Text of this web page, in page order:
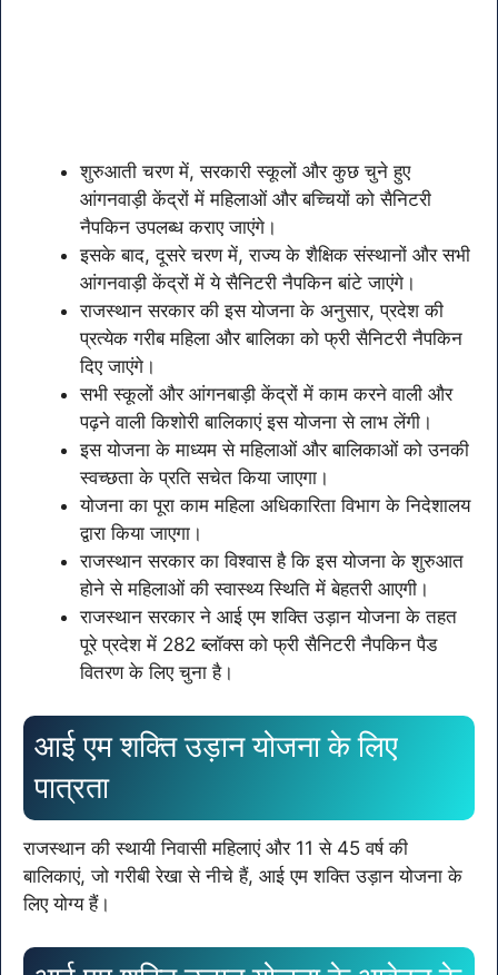
शुरुआती चरण में, सरकारी स्कूलों और कुछ चुने हुए
आंगनवाड़ी केंद्रों में महिलाओं और बच्चियों को सैनिटरी
नैपकिन उपलब्ध कराए जाएंगे।
इसके बाद, दूसरे चरण में, राज्य के शैक्षिक संस्थानों और सभी
आंगनवाड़ी केंद्रों में ये सैनिटरी नैपकिन बांटे जाएंगे।
राजस्थान सरकार की इस योजना के अनुसार, प्रदेश की
प्रत्येक गरीब महिला और बालिका को फ्री सैनिटरी नैपकिन
दिए जाएंगे।
सभी स्कूलों और आंगनबाड़ी केंद्रों में काम करने वाली और
पढ़ने वाली किशोरी बालिकाएं इस योजना से लाभ लेंगी।
इस योजना के माध्यम से महिलाओं और बालिकाओं को उनकी
स्वच्छता के प्रति सचेत किया जाएगा।
योजना का पूरा काम महिला अधिकारिता विभाग के निदेशालय
द्वारा किया जाएगा।
राजस्थान सरकार का विश्वास है कि इस योजना के शुरुआत
होने से महिलाओं की स्वास्थ्य स्थिति में बेहतरी आएगी।
राजस्थान सरकार ने आई एम शक्ति उड़ान योजना के तहत
पूरे प्रदेश में 282 ब्लॉक्स को फ्री सैनिटरी नैपकिन पैड
वितरण के लिए चुना है।
आई एम शक्ति उड़ान योजना के लिए
पात्रता
राजस्थान की स्थायी निवासी महिलाएं और 11 से 45 वर्ष की
बालिकाएं, जो गरीबी रेखा से नीचे हैं, आई एम शक्ति उड़ान योजना के
लिए योग्य हैं।